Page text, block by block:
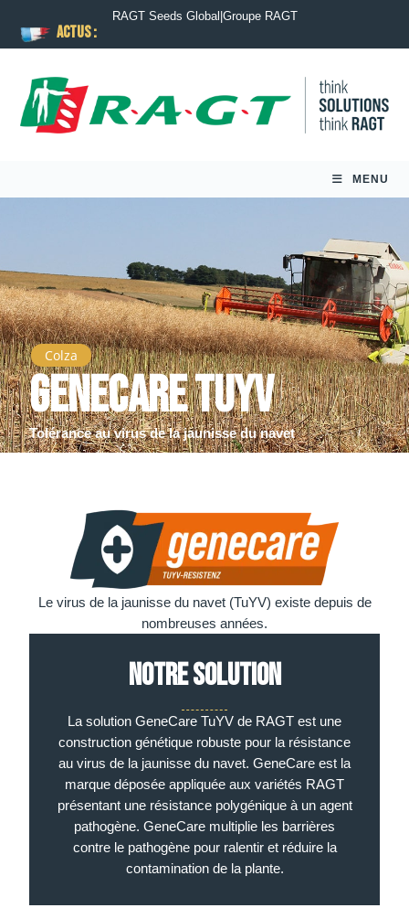
ACTUS :
RAGT Seeds Global Groupe RAGT
MENU
Colza
GeneCare TuYV
Tolérance au virus de la jaunisse du navet
Le virus de la jaunisse du navet (TuYV) existe depuis de
nombreuses années.
Notre solution
La solution GeneCare TuYV de RAGT est une
construction génétique robuste pour la résistance
au virus de la jaunisse du navet. GeneCare est la
marque déposée appliquée aux variétés RAGT
présentant une résistance polygénique à un agent
pathogène. GeneCare multiplie les barrières
contre le pathogène pour ralentir et réduire la
contamination de la plante.